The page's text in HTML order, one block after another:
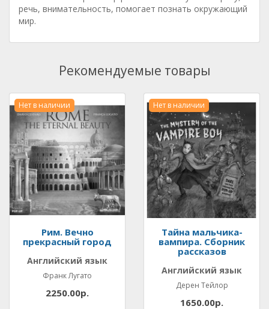
речь, внимательность, помогает познать окружающий
мир.
Рекомендуемые товары
Нет в наличии
Рим. Вечно
прекрасный город
Английский язык
Франк Лугато
2250.00р.
Нет в наличии
Тайна мальчика-
вампира. Сборник
рассказов
Английский язык
Дерен Тейлор
1650.00р.